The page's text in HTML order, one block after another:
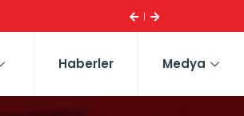
HERKESI ... CTP HEYETI,
Haberler Medya